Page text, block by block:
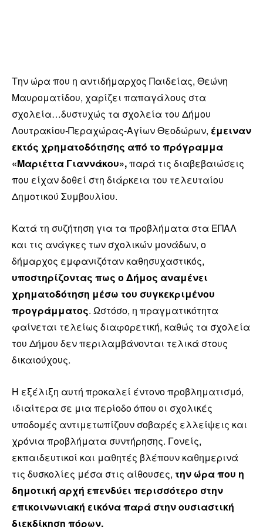
Tην ώρα που η αντιδήμαρχος Παιδείας, Θεώνη
Μαυροματίδου, χαρίζει παπαγάλους στα
σχολεία…δυστυχώς τα σχολεία του Δήμου
Λουτρακίου-Περαχώρας-Αγίων Θεοδώρων, έμειναν
εκτός χρηματοδότησης από το πρόγραμμα
«Μαριέττα Γιαννάκου»,παρά τις διαβεβαιώσεις
που είχαν δοθεί στη διάρκεια του τελευταίου
Δημοτικού Συμβουλίου.
Κατά τη συζήτηση για τα προβλήματα στα ΕΠΑΛ
και τις ανάγκες των σχολικών μονάδων, ο
δήμαρχος εμφανιζόταν καθησυχαστικός,
υποστηρίζοντας πως ο Δήμος αναμένει
χρηματοδότηση μέσω του συγκεκριμένου
προγράμματος. Ωστόσο, η πραγματικότητα
φαίνεται τελείως διαφορετική, καθώς τα σχολεία
του Δήμου δεν περιλαμβάνονται τελικά στους
δικαιούχους.
Η εξέλιξη αυτή προκαλεί έντονο προβληματισμό,
ιδιαίτερα σε μια περίοδο όπου οι σχολικές
υποδομές αντιμετωπίζουν σοβαρές ελλείψεις και
χρόνια προβλήματα συντήρησης. Γονείς,
εκπαιδευτικοί και μαθητές βλέπουν καθημερινά
τις δυσκολίες μέσα στις αίθουσες, την ώρα που η
δημοτική αρχή επενδύει περισσότερο στην
επικοινωνιακή εικόνα παρά στην ουσιαστική
διεκδίκηση πόρων.